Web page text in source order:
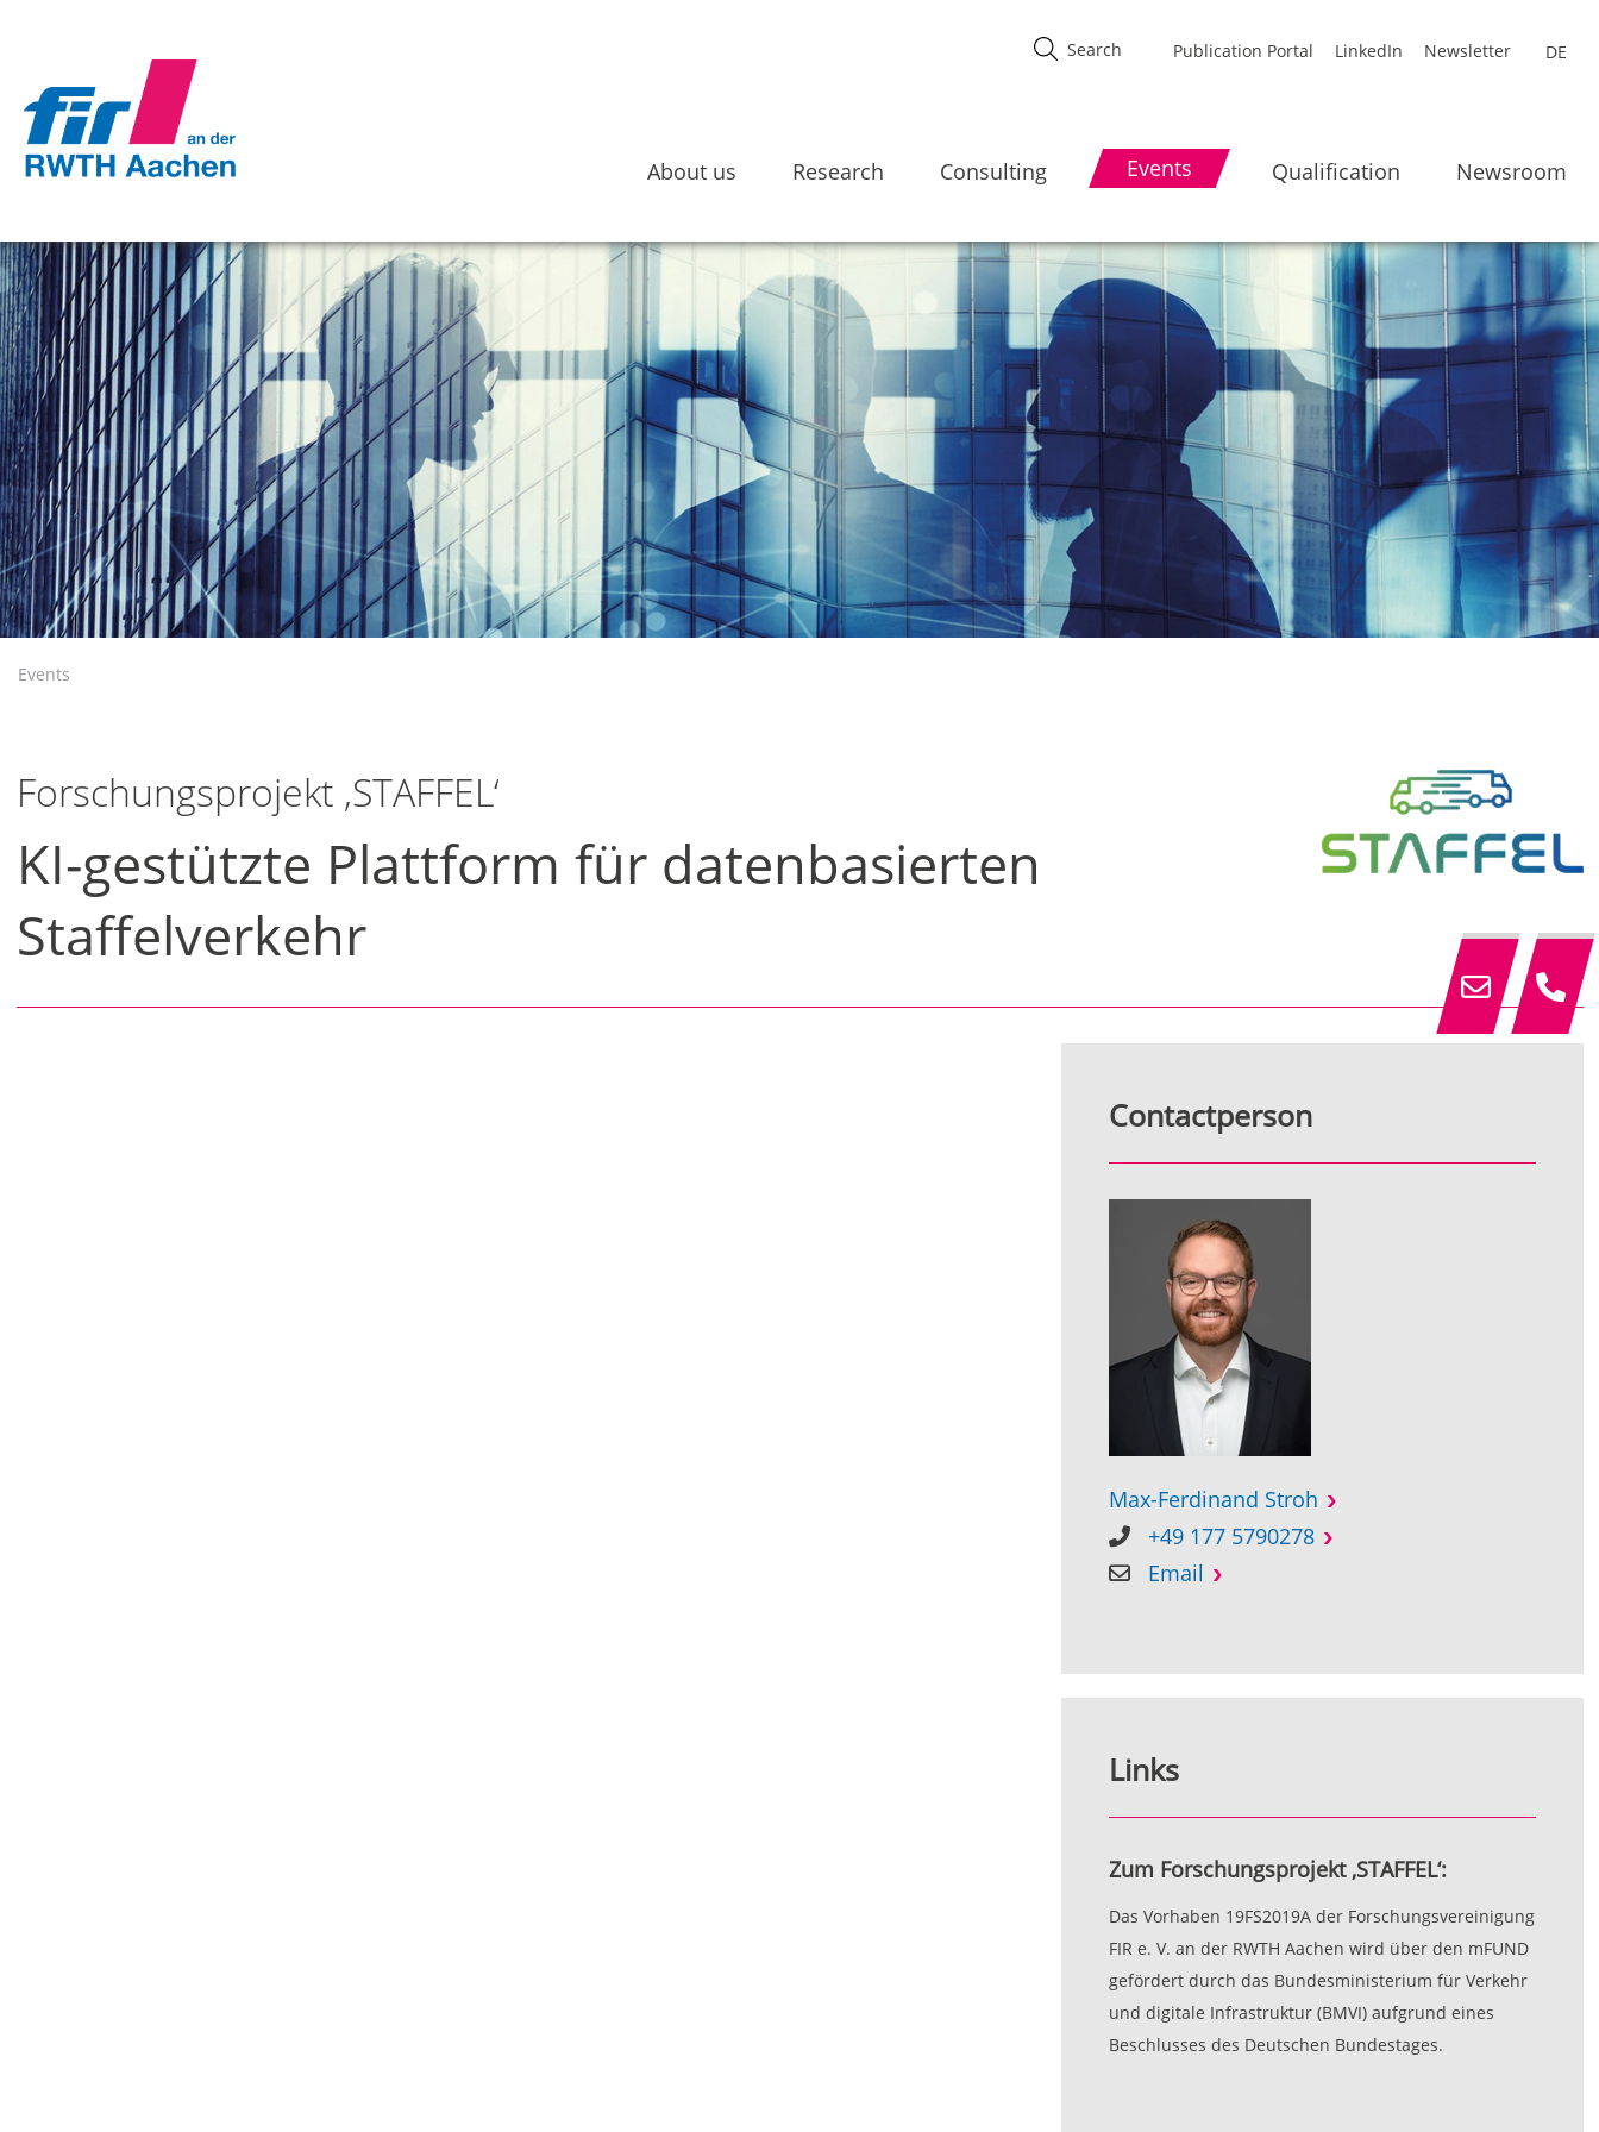
Publication Portal LinkedIn Newsletter DE
About us Research Consulting Events Qualification Newsroom
Events
Forschungsprojekt ‚STAFFEL‘
KI-gestützte Plattform für datenbasierten
Staffelverkehr
Contactperson
Max-Ferdinand Stroh
+49 177 5790278
Email
Links
Zum Forschungsprojekt ‚STAFFEL‘:
Das Vorhaben 19FS2019A der Forschungsvereinigung
FIR e. V. an der RWTH Aachen wird über den mFUND
gefördert durch das Bundesministerium für Verkehr
und digitale Infrastruktur (BMVI) aufgrund eines
Beschlusses des Deutschen Bundestages.